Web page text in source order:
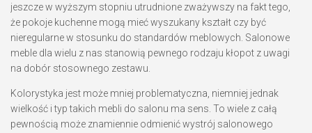
jeszcze w wyższym stopniu utrudnione zważywszy na fakt tego,
że pokoje kuchenne mogą mieć wyszukany kształt czy być
nieregularne w stosunku do standardów meblowych. Salonowe
meble dla wielu z nas stanowią pewnego rodzaju kłopot z uwagi
na dobór stosownego zestawu.
Kolorystyka jest może mniej problematyczna, niemniej jednak
wielkość i typ takich mebli do salonu ma sens. To wiele z całą
pewnością może znamiennie odmienić wystrój salonowego